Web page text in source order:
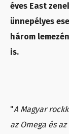
éves East
ünnepélyes
három
is.
"A Magyar
az Omega és